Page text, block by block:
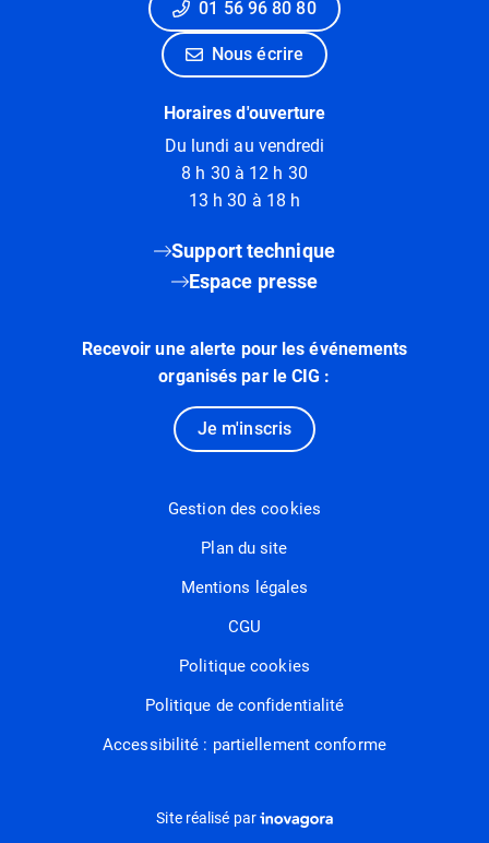
01 56 96 80 80
Nous écrire
Horaires d'ouverture
Du lundi au vendredi
8 h 30 à 12 h 30
13 h 30 à 18 h
Support technique
Espace presse
Recevoir une alerte pour les événements
organisés par le CIG :
Je m'inscris
Gestion des cookies
Plan du site
Mentions légales
CGU
Politique cookies
Politique de confidentialité
Accessibilité : partiellement conforme
Site réalisé parInovagora (ouverture dans un